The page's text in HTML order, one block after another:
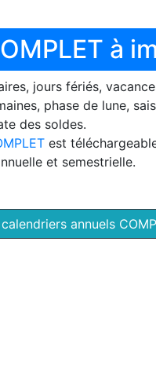
à
jours fériés,
phase de lune,
des soldes.
est
et semestrielle.
annuels